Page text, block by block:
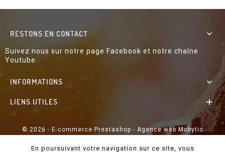
RESTONS EN CONTACT 
Suivez nous sur notre page Facebook et notre chaîne
Youtube.
INFORMATIONS 
LIENS UTILES 
© 2026 - E-commerce Prestashop - Agence web Mobytic
En poursuivant votre navigation sur ce site, vous